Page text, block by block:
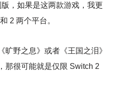
，如果是这两款游戏，我更
2 两个平台。
旷野之息》或者《王国之泪》
那很可能就是仅限 Switch 2